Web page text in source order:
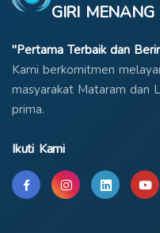
GIRI MENANG
"Pertama Terbaik dan
Kami berkomitmen
masyarakat Mataram dan
prima.
Ikuti Kami